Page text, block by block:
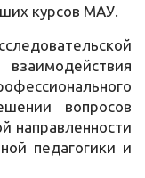
курсов МАУ.
вопросов
направленности
педагогики и